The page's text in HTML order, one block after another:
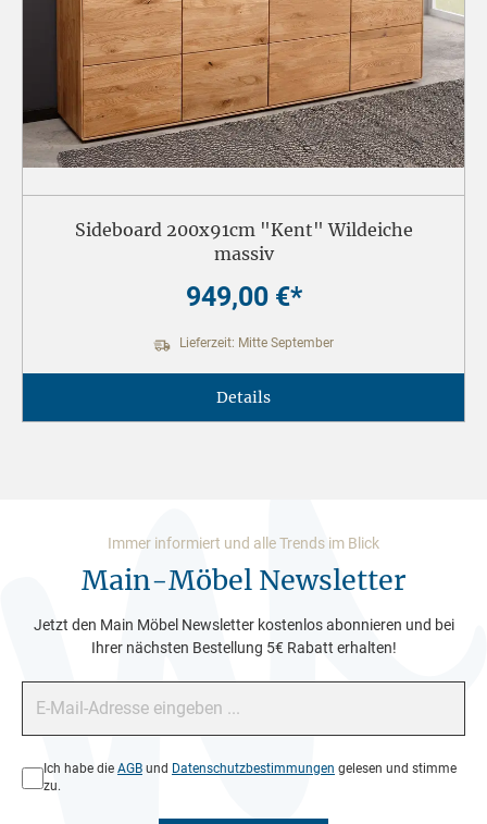
Sideboard 200x91cm "Kent" Wildeiche
massiv
949,00 €*
Lieferzeit: Mitte September
Details
Immer informiert und alle Trends im Blick
Main-Möbel Newsletter
Jetzt den Main Möbel Newsletter kostenlos abonnieren und bei
Ihrer nächsten Bestellung 5€ Rabatt erhalten!
Datenschutz*
Ich habe die AGB und Datenschutzbestimmungen gelesen und stimme
zu.